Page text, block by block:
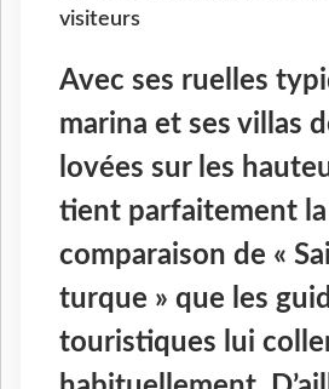
visiteurs
Avec ses ruelles
marina et ses villas
lovées sur les
tient parfaitement la
comparaison de «
turque » que les
touristiques lui